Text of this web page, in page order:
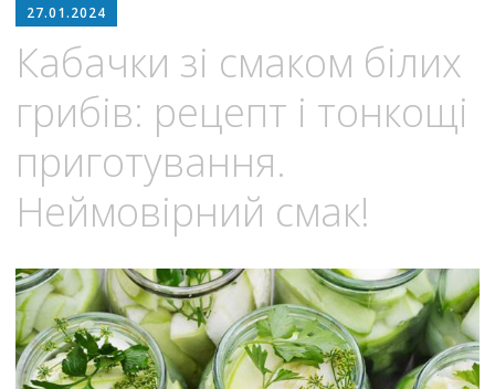
to
content
27.01.2024
Кабачки зі смаком білих
грибів: рецепт і тонкощі
приготування.
Неймовірний смак!